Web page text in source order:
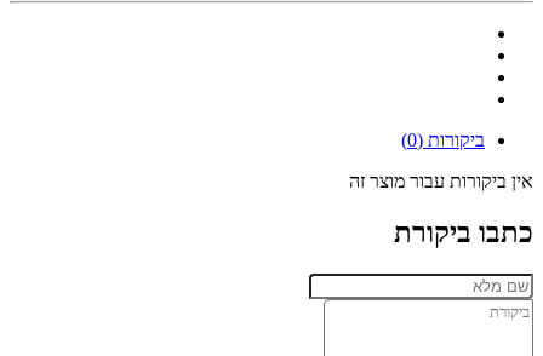
ביקורות (0)
אין ביקורות עבור מוצר זה
כתבו ביקורת